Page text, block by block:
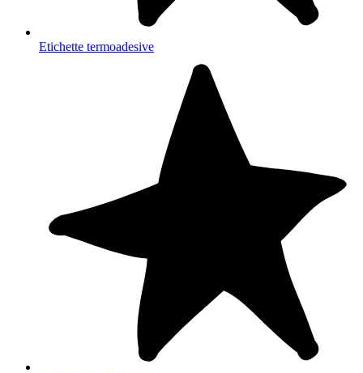
Etichette termoadesive